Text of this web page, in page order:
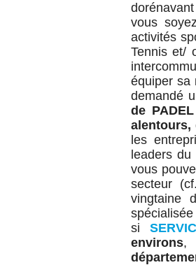
vous
activités
Tennis et/
équiper sa
demandé
de
alentours,
les
leaders
vous
secteur
vingtaine
si
environs,